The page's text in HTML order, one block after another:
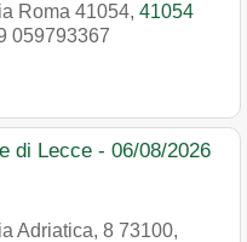
Roma 41054, 41054
059793367
di Lecce - 06/08/2026
Adriatica, 8 73100,